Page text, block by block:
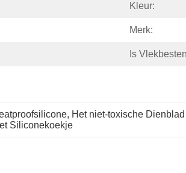
Kleur:
Merk:
Is
, Het niet-toxische
Siliconekoekje